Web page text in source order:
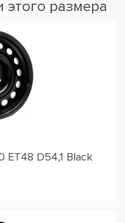
размера
ET48 D54,1 Black